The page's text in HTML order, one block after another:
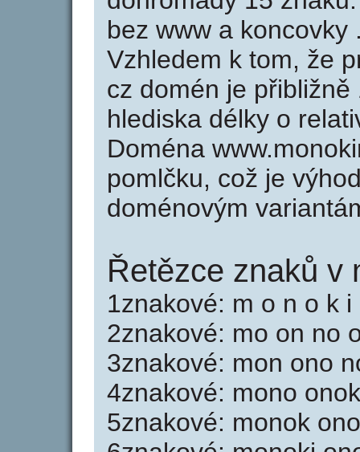
bez www a
Vzhledem k tom, že
cz domén je
hlediska délky o
Doména
pomlčku, což je
doménovým
Řetězce znaků v
1znakové: m o n o k i
2znakové: mo on no
3znakové: mon ono
4znakové: mono
5znakové: monok